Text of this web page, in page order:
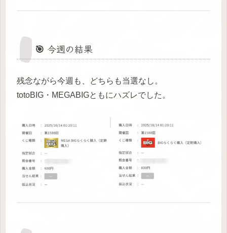
🎯 今週の結果
残念ながら今週も、どちらも当選なし。
totoBIG・MEGABIGともにハズレでした。